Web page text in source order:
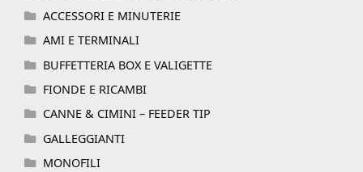
ACCESSORI E MINUTERIE
AMI E TERMINALI
BUFFETTERIA BOX E VALIGETTE
FIONDE E RICAMBI
CANNE & CIMINI – FEEDER TIP
GALLEGGIANTI
MONOFILI